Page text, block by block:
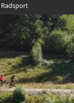
Radsport